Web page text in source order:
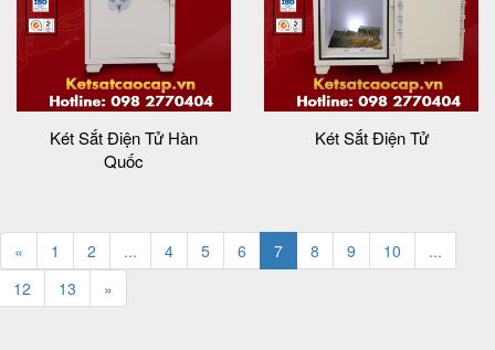
Két Sắt Điện Tử Hàn
Quốc
Két Sắt Điện Tử
« 1 2 ... 4 5 6 7 8 9 10
...
12
13 »